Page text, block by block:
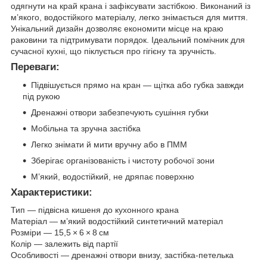
одягнути на край крана і зафіксувати застібкою. Виконаний із
м’якого, водостійкого матеріалу, легко знімається для миття.
Унікальний дизайн дозволяє економити місце на краю
раковини та підтримувати порядок. Ідеальний помічник для
сучасної кухні, що піклується про гігієну та зручність.
Переваги:
Підвішується прямо на кран — щітка або губка завжди
під рукою
Дренажні отвори забезпечують сушіння губки
Мобільна та зручна застібка
Легко знімати й мити вручну або в ПММ
Зберігає організованість і чистоту робочої зони
М’який, водостійкий, не дряпає поверхню
Характеристики:
Тип — підвісна кишеня до кухонного крана
Матеріал — м’який водостійкий синтетичний матеріал
Розміри — 15,5 × 6 × 8 см
Колір — залежить від партії
Особливості — дренажні отвори внизу, застібка‑петелька